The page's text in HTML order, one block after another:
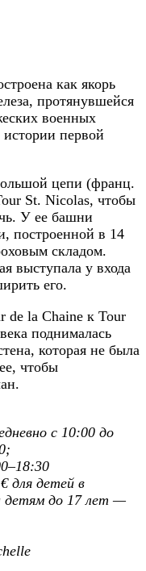
как якорь
протянувшейся
военных
первой
цепи (франц.
St. Nicolas, чтобы
У ее башни
построенной в 14
складом.
выступала у входа
его.
de la Chaine к Tour
поднималась
которая не была
чтобы
с 10:00 до
для детей в
детям до 17 лет —